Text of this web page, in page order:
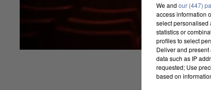
We and our (447)
access information
select personalised
statistics or
profiles to select
Deliver and
data such as IP
requested; Use
based on